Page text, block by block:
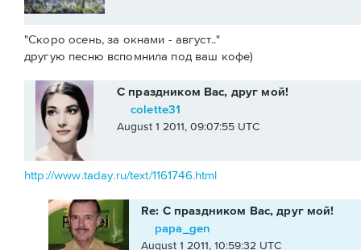
"Скоро осень, за окнами - август.."
другую песню вспомнила под ваш кофе)
С праздником Вас, друг мой!
colette31
August 1 2011, 09:07:55 UTC
http://www.taday.ru/text/1161746.html
Re: С праздником Вас, друг мой!
papa_gen
August 1 2011, 10:59:32 UTC